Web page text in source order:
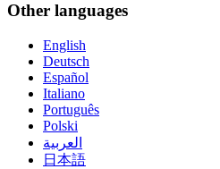
Other languages
English
Deutsch
Español
Italiano
Português
Polski
العربية
日本語